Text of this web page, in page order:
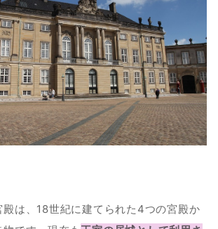
殿は、18世紀に建てられた4つの宮殿か